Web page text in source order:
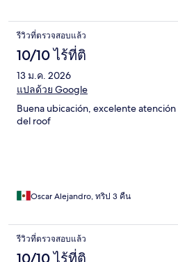
รีวิวที่ตรวจสอบแล้ว
10/10 ไร้ที่ติ
13 ม.ค. 2026
แปลด้วย Google
Buena ubicación, excelente
del roof
Oscar Alejandro, ทริป 3 คืน
รีวิวที่ตรวจสอบแล้ว